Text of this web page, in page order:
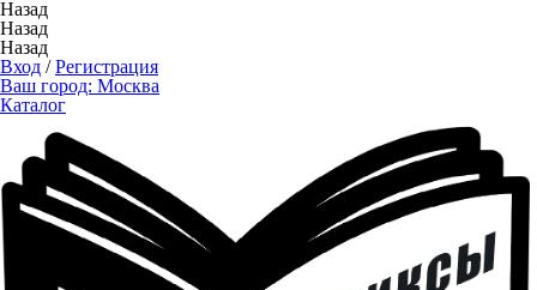
Назад
Назад
Назад
Вход /Регистрация
Ваш город: Москва
Каталог